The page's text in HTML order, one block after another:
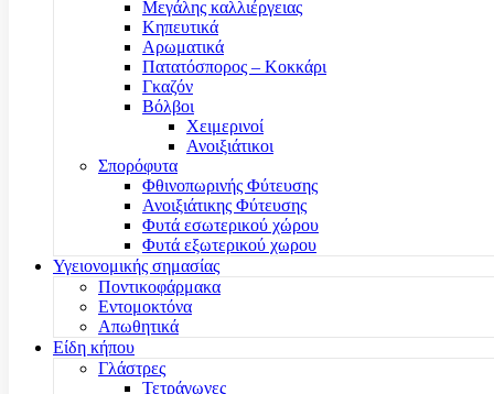
Μεγάλης καλλιέργειας
Κηπευτικά
Αρωματικά
Πατατόσπορος – Κοκκάρι
Γκαζόν
Βόλβοι
Χειμερινοί
Ανοιξιάτικοι
Σπορόφυτα
Φθινοπωρινής Φύτευσης
Ανοιξιάτικης Φύτευσης
Φυτά εσωτερικού χώρου
Φυτά εξωτερικού χωρου
Υγειονομικής σημασίας
Ποντικοφάρμακα
Εντομοκτόνα
Απωθητικά
Είδη κήπου
Γλάστρες
Τετράγωνες